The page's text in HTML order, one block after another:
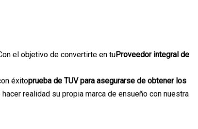
el objetivo de convertirte en tuProveedor integral de
éxitoprueba de TUV para asegurarse de obtener los
realidad su propia marca de ensueño con nuestra